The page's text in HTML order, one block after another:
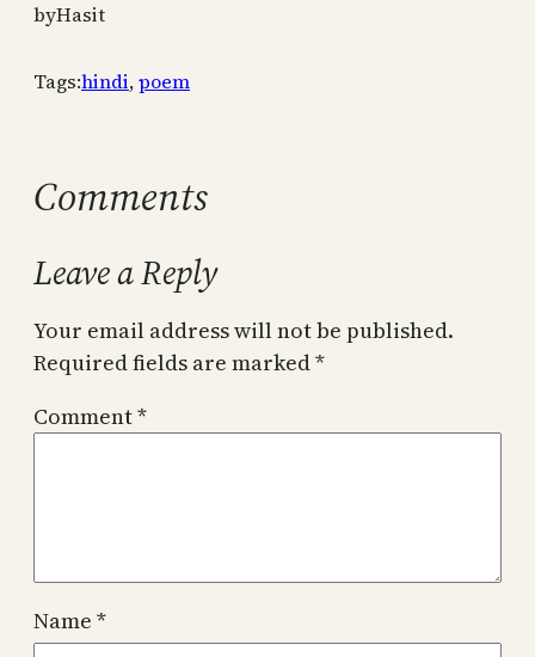
byHasit
Tags:hindi, poem
Comments
Leave a Reply
Your email address will not be published.
Required fields are marked*
Comment*
Name *